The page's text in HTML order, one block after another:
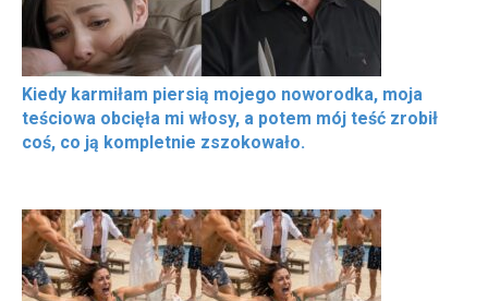
Kiedy karmiłam piersią mojego noworodka, moja
teściowa obcięła mi włosy, a potem mój teść zrobił
coś, co ją kompletnie zszokowało.